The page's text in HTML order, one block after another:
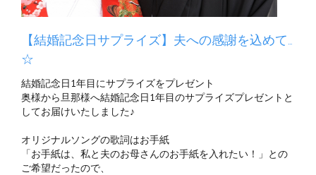
【結婚記念日サプライズ】夫への感謝を込めて…
☆
結婚記念日1年目にサプライズをプレゼント
奥様から旦那様へ結婚記念日1年目のサプライズプレゼントと
してお届けいたしました♪
オリジナルソングの歌詞はお手紙
「お手紙は、私と夫のお母さんのお手紙を入れたい！」との
ご希望だったので、